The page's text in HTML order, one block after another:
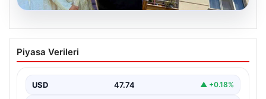
Çanakkale’de böcek ilaçlaması felakete
dönüştü. Yusuf öldü, annesi yoğun
Piyasa Verileri
USD 47.74 ▲ +0.18%